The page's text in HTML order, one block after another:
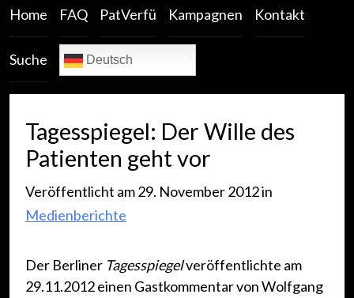
Home FAQ PatVerfü Kampagnen Kontakt
Suche Deutsch
Tagesspiegel: Der Wille des
Patienten geht vor
Veröffentlicht am 29. November 2012 in
Medienberichte
Der Berliner Tagesspiegelveröffentlichte am
29.11.2012 einen Gastkommentar von Wolfgang